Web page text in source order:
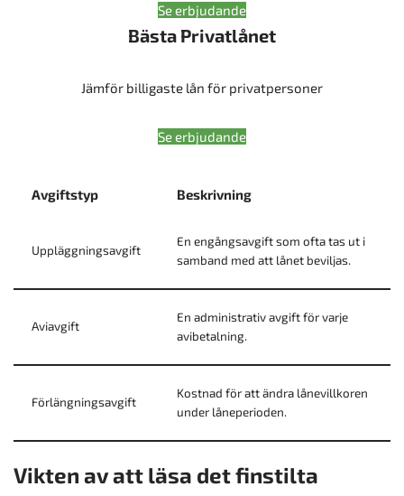
Se erbjudande
Bästa Privatlånet
Jämför billigaste lån för privatpersoner
Se erbjudande
Avgiftstyp Beskrivning
Uppläggningsavgift
En engångsavgift som ofta tas ut i
samband med att lånet beviljas.
Aviavgift
En administrativ avgift för varje
avibetalning.
Förlängningsavgift
Kostnad för att ändra lånevillkoren
under låneperioden.
Vikten av att läsa det finstilta